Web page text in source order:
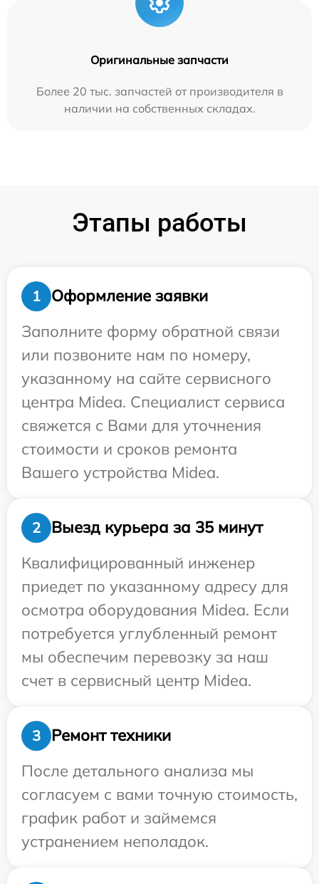
Оригинальные запчасти
Более 20 тыс. запчастей от производителя в
наличии на собственных складах.
Этапы работы
1
Оформление заявки
Заполните форму обратной связи
или позвоните нам по номеру,
указанному на сайте сервисного
центра Midea. Специалист сервиса
свяжется с Вами для уточнения
стоимости и сроков ремонта
Вашего устройства Midea.
2
Выезд курьера за 35 минут
Квалифицированный инженер
приедет по указанному адресу для
осмотра оборудования Midea. Если
потребуется углубленный ремонт
мы обеспечим перевозку за наш
счет в сервисный центр Midea.
3
Ремонт техники
После детального анализа мы
согласуем с вами точную стоимость,
график работ и займемся
устранением неполадок.